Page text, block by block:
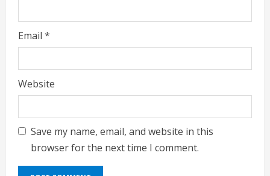
Email *
Website
Save my name, email, and website in this
browser for the next time I comment.